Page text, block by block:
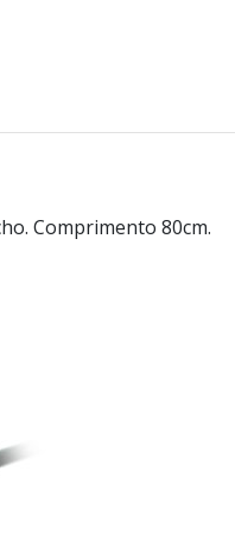
Comprimento 80cm.